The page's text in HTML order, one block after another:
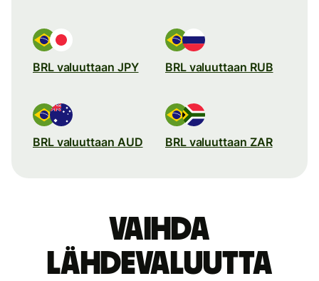
BRL valuuttaan JPY BRL valuuttaan RUB
BRL valuuttaan AUD BRL valuuttaan ZAR
Vaihda
lähdevaluutta